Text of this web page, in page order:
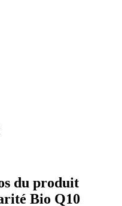
du produit
Bio Q10